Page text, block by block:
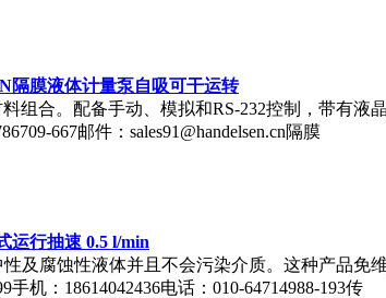
隔膜液体计量泵自吸可干运转
组合。配备手动、模拟和RS-232控制，带有液
667邮件：sales91@handelsen.cn隔膜
运行抽速 0.5 l/min
及腐蚀性液体并且不会污染介质。这种产品免
机：18614042436电话：010-64714988-193传